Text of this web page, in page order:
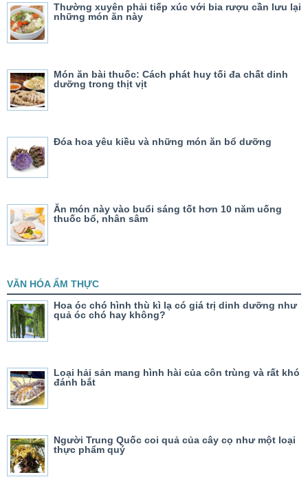
Thường xuyên phải tiếp xúc với bia rượu cần lưu lại
những món ăn này
Món ăn bài thuốc: Cách phát huy tối đa chất dinh
dưỡng trong thịt vịt
Đóa hoa yêu kiều và những món ăn bổ dưỡng
Ăn món này vào buổi sáng tốt hơn 10 năm uống
thuốc bổ, nhân sâm
VĂN HÓA ẨM THỰC
Hoa óc chó hình thù kì lạ có giá trị dinh dưỡng như
quả óc chó hay không?
Loại hải sản mang hình hài của côn trùng và rất khó
đánh bắt
Người Trung Quốc coi quả của cây cọ như một loại
thực phẩm quý